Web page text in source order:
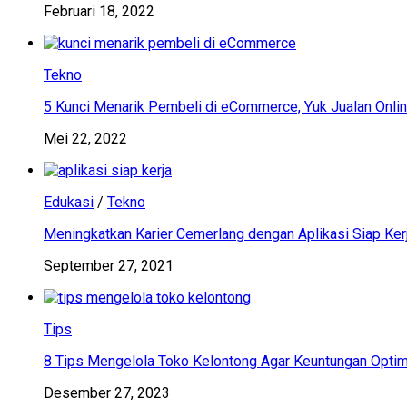
Februari 18, 2022
Tekno
5 Kunci Menarik Pembeli di eCommerce, Yuk Jualan
Mei 22, 2022
Edukasi / Tekno
Meningkatkan Karier Cemerlang dengan Aplikasi Siap
September 27, 2021
Tips
8 Tips Mengelola Toko Kelontong Agar Keuntungan
Desember 27, 2023